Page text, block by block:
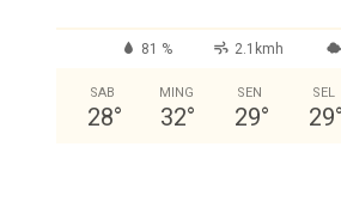
81 % 2.1kmh
SAB
28°
MING
32°
SEN
29°
SEL
29°